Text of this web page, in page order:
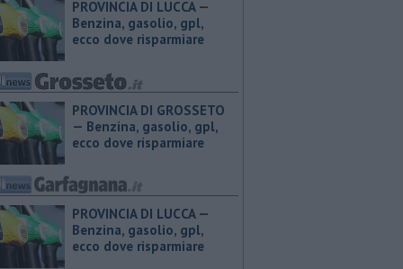
PROVINCIA DI LUCCA — ​
Benzina, gasolio, gpl,
ecco dove risparmiare
PROVINCIA DI GROSSETO
— ​Benzina, gasolio, gpl,
ecco dove risparmiare
PROVINCIA DI LUCCA — ​
Benzina, gasolio, gpl,
ecco dove risparmiare